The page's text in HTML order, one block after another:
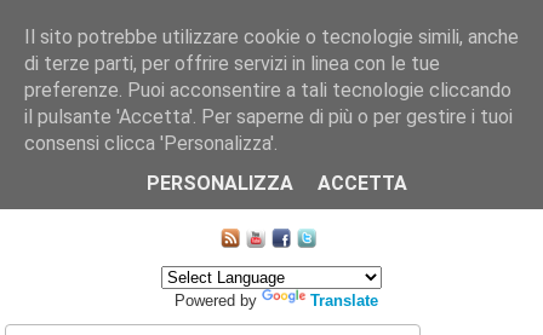
CHI SIAMO LE SEZIONI ASSICURGRANDA
ISCRIZIONE L'AVVOCATO RISPONDE SONDAGGI
Powered by Translate
Il sito potrebbe utilizzare cookie o tecnologie simili, anche
di terze parti, per offrire servizi in linea con le tue
preferenze. Puoi acconsentire a tali tecnologie cliccando
il pulsante 'Accetta'. Per saperne di più o per gestire i tuoi
consensi clicca 'Personalizza'.
PERSONALIZZA
ACCETTA